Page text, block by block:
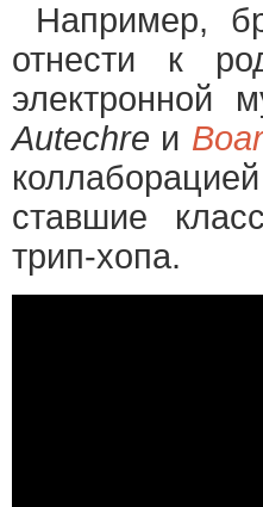
Например,
отнести к
электронной
Autechre и
ставшие
трип-хопа.